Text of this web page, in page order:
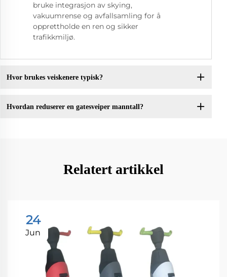
bruke integrasjon av skying,
vakuumrense og avfallsamling for å
opprettholde en ren og sikker
trafikkmiljø.
Hvor brukes veiskenere typisk?
Hvordan reduserer en gatesveiper manntall?
Relatert artikkel
24
Jun